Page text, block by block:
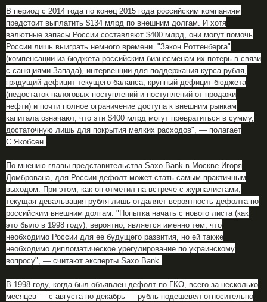
В период с 2014 года по конец 2015 года российским компаниям
предстоит выплатить $134 млрд по внешним долгам. И хотя
валютные запасы России составляют $400 млрд, они могут помочь
России лишь выиграть немного времени. "Закон Роттенберга"
(компенсации из бюджета российским бизнесменам их потерь в связи
с санкциями Запада), интервенции для поддержания курса рубля,
грядущий дефицит текущего баланса, крупный дефицит бюджета
(недостаток налоговых поступлений и поступлений от продажи
нефти) и почти полное ограничение доступа к внешним рынкам
капитала означают, что эти $400 млрд могут превратиться в сумму,
достаточную лишь для покрытия мелких расходов", — полагает
С.Якобсен.
По мнению главы представительства Saxo Bank в Москве Игоря
Домбрована, для России дефолт может стать самым практичным
выходом. При этом, как он отметил на встрече с журналистами,
текущая девальвация рубля лишь отдаляет вероятность дефолта по
российским внешним долгам. "Попытка начать с нового листа (как
это было в 1998 году), вероятно, является именно тем, что
необходимо России для ее будущего развития, но ей также
необходимо дипломатическое урегулирование по украинскому
вопросу", — считают эксперты Saxo Bank.
В 1998 году, когда был объявлен дефолт по ГКО, всего за несколько
месяцев — с августа по декабрь — рубль подешевел относительно